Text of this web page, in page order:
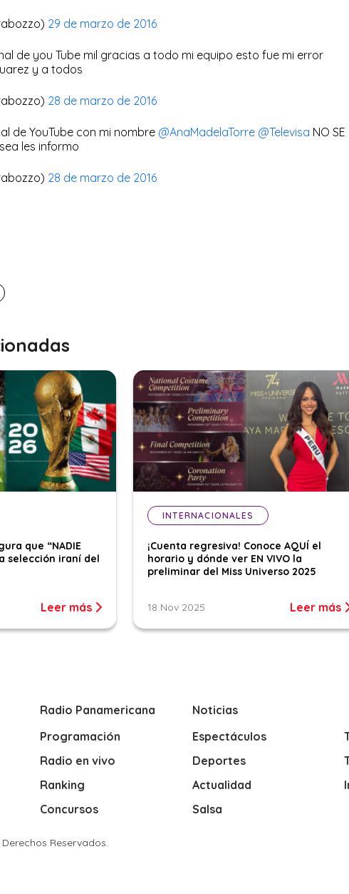
29 de marzo de 2016
de you Tube mil gracias a todo mi equipo esto fue mi error
y a todos
28 de marzo de 2016
de YouTube con mi nombre @AnaMadelaTorre @Televisa NO SE
les informo
28 de marzo de 2016
que “NADIE
la selección iraní del
Leer más
INTERNACIONALES
¡Cuenta regresiva! Conoce AQUÍ el
horario y dónde ver EN VIVO la
preliminar del Miss Universo 2025
18 Nov 2025 Leer más
Radio Panamericana
Programación
Radio en vivo
Ranking
Concursos
Noticias
Espectáculos
Deportes
Actualidad
Salsa
Reservados.